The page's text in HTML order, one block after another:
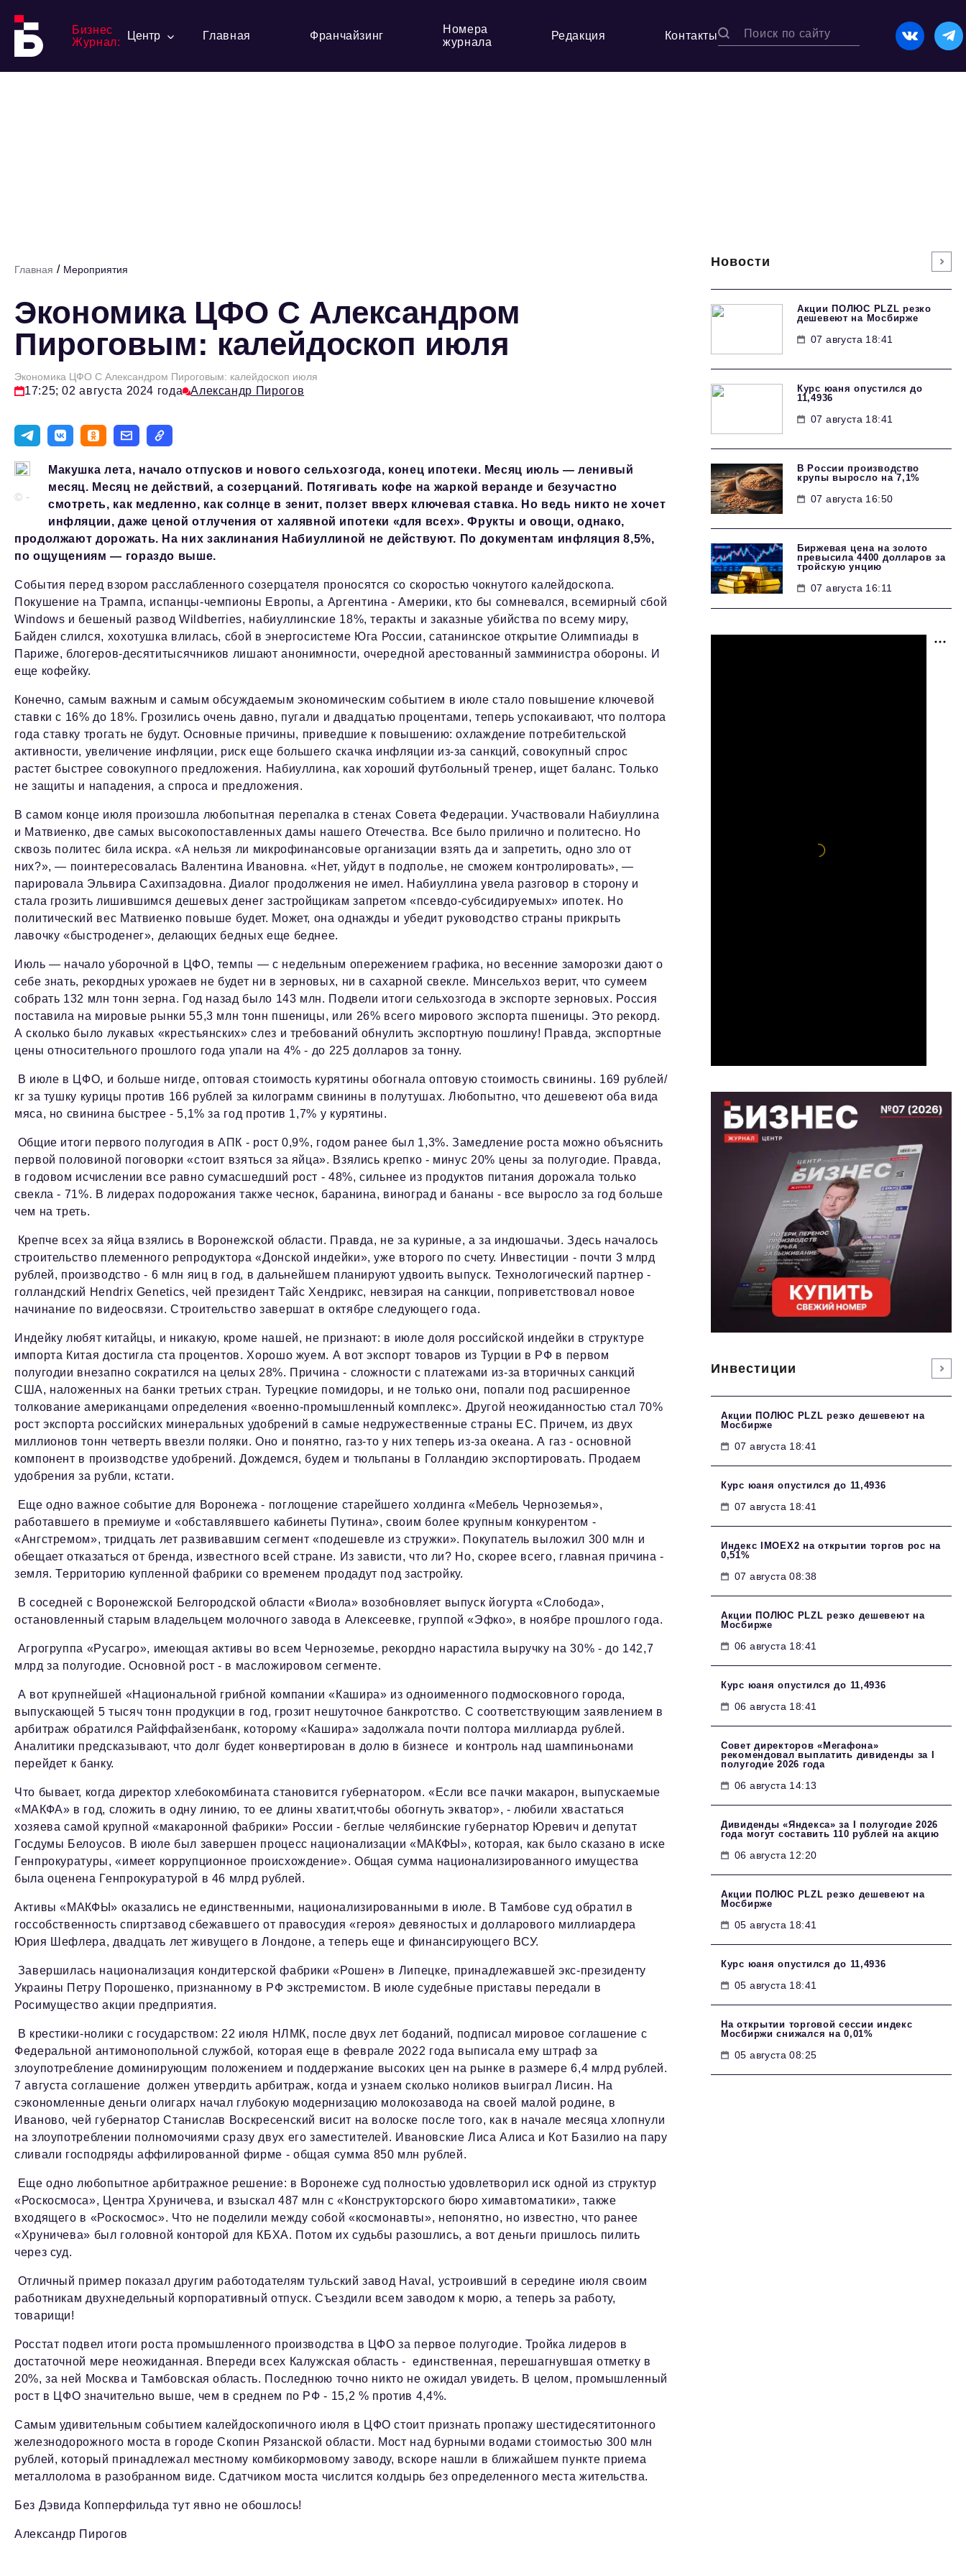
Бизнес
Журнал:
Центр Главная Франчайзинг
Номера
журнала
Редакция Контакты
Главная / Мероприятия
Экономика ЦФО С Александром
Пироговым: калейдоскоп июля
Экономика ЦФО С Александром Пироговым: калейдоскоп июля
17:25; 02 августа 2024 года Александр Пирогов
© -
Макушка лета, начало отпусков и нового сельхозгода, конец ипотеки. Месяц июль — ленивый
месяц. Месяц не действий, а созерцаний. Потягивать кофе на жаркой веранде и безучастно
смотреть, как медленно, как солнце в зенит, ползет вверх ключевая ставка. Но ведь никто не хочет
инфляции, даже ценой отлучения от халявной ипотеки «для всех». Фрукты и овощи, однако,
продолжают дорожать. На них заклинания Набиуллиной не действуют. По документам инфляция 8,5%,
по ощущениям — гораздо выше.
События перед взором расслабленного созерцателя проносятся со скоростью чокнутого калейдоскопа.
Покушение на Трампа, испанцы-чемпионы Европы, а Аргентина - Америки, кто бы сомневался, всемирный сбой
Windows и бешеный развод Wildberries, набиуллинские 18%, теракты и заказные убийства по всему миру,
Байден слился, хохотушка влилась, сбой в энергосистеме Юга России, сатанинское открытие Олимпиады в
Париже, блогеров-десятитысячников лишают анонимности, очередной арестованный замминистра обороны. И
еще кофейку.
Конечно, самым важным и самым обсуждаемым экономическим событием в июле стало повышение ключевой
ставки с 16% до 18%. Грозились очень давно, пугали и двадцатью процентами, теперь успокаивают, что полтора
года ставку трогать не будут. Основные причины, приведшие к повышению: охлаждение потребительской
активности, увеличение инфляции, риск еще большего скачка инфляции из-за санкций, совокупный спрос
растет быстрее совокупного предложения. Набиуллина, как хороший футбольный тренер, ищет баланс. Только
не защиты и нападения, а спроса и предложения.
В самом конце июля произошла любопытная перепалка в стенах Совета Федерации. Участвовали Набиуллина
и Матвиенко, две самых высокопоставленных дамы нашего Отечества. Все было прилично и политесно. Но
сквозь политес била искра. «А нельзя ли микрофинансовые организации взять да и запретить, одно зло от
них?», — поинтересовалась Валентина Ивановна. «Нет, уйдут в подполье, не сможем контролировать», —
парировала Эльвира Сахипзадовна. Диалог продолжения не имел. Набиуллина увела разговор в сторону и
стала грозить лишившимся дешевых денег застройщикам запретом «псевдо-субсидируемых» ипотек. Но
политический вес Матвиенко повыше будет. Может, она однажды и убедит руководство страны прикрыть
лавочку «быстроденег», делающих бедных еще беднее.
Июль — начало уборочной в ЦФО, темпы — с недельным опережением графика, но весенние заморозки дают о
себе знать, рекордных урожаев не будет ни в зерновых, ни в сахарной свекле. Минсельхоз верит, что сумеем
собрать 132 млн тонн зерна. Год назад было 143 млн. Подвели итоги сельхозгода в экспорте зерновых. Россия
поставила на мировые рынки 55,3 млн тонн пшеницы, или 26% всего мирового экспорта пшеницы. Это рекорд.
А сколько было лукавых «крестьянских» слез и требований обнулить экспортную пошлину! Правда, экспортные
цены относительного прошлого года упали на 4% - до 225 долларов за тонну.
В июле в ЦФО, и больше нигде, оптовая стоимость курятины обогнала оптовую стоимость свинины. 169 рублей/
кг за тушку курицы против 166 рублей за килограмм свинины в полутушах. Любопытно, что дешевеют оба вида
мяса, но свинина быстрее - 5,1% за год против 1,7% у курятины.
Общие итоги первого полугодия в АПК - рост 0,9%, годом ранее был 1,3%. Замедление роста можно объяснить
первой половиной поговорки «стоит взяться за яйца». Взялись крепко - минус 20% цены за полугодие. Правда,
в годовом исчислении все равно сумасшедший рост - 48%, сильнее из продуктов питания дорожала только
свекла - 71%. В лидерах подорожания также чеснок, баранина, виноград и бананы - все выросло за год больше
чем на треть.
Крепче всех за яйца взялись в Воронежской области. Правда, не за куриные, а за индюшачьи. Здесь началось
строительство племенного репродуктора «Донской индейки», уже второго по счету. Инвестиции - почти 3 млрд
рублей, производство - 6 млн яиц в год, в дальнейшем планируют удвоить выпуск. Технологический партнер -
голландский Hendrix Genetics, чей президент Тайс Хендрикс, невзирая на санкции, поприветствовал новое
начинание по видеосвязи. Строительство завершат в октябре следующего года.
Индейку любят китайцы, и никакую, кроме нашей, не признают: в июле доля российской индейки в структуре
импорта Китая достигла ста процентов. Хорошо жуем. А вот экспорт товаров из Турции в РФ в первом
полугодии внезапно сократился на целых 28%. Причина - сложности с платежами из-за вторичных санкций
США, наложенных на банки третьих стран. Турецкие помидоры, и не только они, попали под расширенное
толкование американцами определения «военно-промышленный комплекс». Другой неожиданностью стал 70%
рост экспорта российских минеральных удобрений в самые недружественные страны ЕС. Причем, из двух
миллионов тонн четверть ввезли поляки. Оно и понятно, газ-то у них теперь из-за океана. А газ - основной
компонент в производстве удобрений. Дождемся, будем и тюльпаны в Голландию экспортировать. Продаем
удобрения за рубли, кстати.
Еще одно важное событие для Воронежа - поглощение старейшего холдинга «Мебель Черноземья»,
работавшего в премиуме и «обставлявшего кабинеты Путина», своим более крупным конкурентом -
«Ангстремом», тридцать лет развивавшим сегмент «подешевле из стружки». Покупатель выложил 300 млн и
обещает отказаться от бренда, известного всей стране. Из зависти, что ли? Но, скорее всего, главная причина -
земля. Территорию купленной фабрики со временем продадут под застройку.
В соседней с Воронежской Белгородской области «Виола» возобновляет выпуск йогурта «Слобода»,
остановленный старым владельцем молочного завода в Алексеевке, группой «Эфко», в ноябре прошлого года.
Агрогруппа «Русагро», имеющая активы во всем Черноземье, рекордно нарастила выручку на 30% - до 142,7
млрд за полугодие. Основной рост - в масложировом сегменте.
А вот крупнейшей «Национальной грибной компании «Кашира» из одноименного подмосковного города,
выпускающей 5 тысяч тонн продукции в год, грозит нешуточное банкротство. С соответствующим заявлением в
арбитраж обратился Райффайзенбанк, которому «Кашира» задолжала почти полтора миллиарда рублей.
Аналитики предсказывают, что долг будет конвертирован в долю в бизнесе и контроль над шампиньонами
перейдет к банку.
Что бывает, когда директор хлебокомбината становится губернатором. «Если все пачки макарон, выпускаемые
«МАКФА» в год, сложить в одну линию, то ее длины хватит,чтобы обогнуть экватор», - любили хвастаться
хозяева самой крупной «макаронной фабрики» России - беглые челябинские губернатор Юревич и депутат
Госдумы Белоусов. В июле был завершен процесс национализации «МАКФЫ», которая, как было сказано в иске
Генпрокуратуры, «имеет коррупционное происхождение». Общая сумма национализированного имущества
была оценена Генпрокуратурой в 46 млрд рублей.
Активы «МАКФЫ» оказались не единственными, национализированными в июле. В Тамбове суд обратил в
госсобственность спиртзавод сбежавшего от правосудия «героя» девяностых и долларового миллиардера
Юрия Шефлера, двадцать лет живущего в Лондоне, а теперь еще и финансирующего ВСУ.
Завершилась национализация кондитерской фабрики «Рошен» в Липецке, принадлежавшей экс-президенту
Украины Петру Порошенко, признанному в РФ экстремистом. В июле судебные приставы передали в
Росимущество акции предприятия.
В крестики-нолики с государством: 22 июля НЛМК, после двух лет боданий, подписал мировое соглашение с
Федеральной антимонопольной службой, которая еще в феврале 2022 года выписала ему штраф за
злоупотребление доминирующим положением и поддержание высоких цен на рынке в размере 6,4 млрд рублей.
7 августа соглашение должен утвердить арбитраж, когда и узнаем сколько ноликов выиграл Лисин. На
сэкономленные деньги олигарх начал глубокую модернизацию молокозавода на своей малой родине, в
Иваново, чей губернатор Станислав Воскресенский висит на волоске после того, как в начале месяца хлопнули
на злоупотреблении полномочиями сразу двух его заместителей. Ивановские Лиса Алиса и Кот Базилио на пару
сливали господряды аффилированной фирме - общая сумма 850 млн рублей.
Еще одно любопытное арбитражное решение: в Воронеже суд полностью удовлетворил иск одной из структур
«Роскосмоса», Центра Хруничева, и взыскал 487 млн с «Конструкторского бюро химавтоматики», также
входящего в «Роскосмос». Что не поделили между собой «космонавты», непонятно, но известно, что ранее
«Хруничева» был головной конторой для КБХА. Потом их судьбы разошлись, а вот деньги пришлось пилить
через суд.
Отличный пример показал другим работодателям тульский завод Haval, устроивший в середине июля своим
работникам двухнедельный корпоративный отпуск. Съездили всем заводом к морю, а теперь за работу,
товарищи!
Росстат подвел итоги роста промышленного производства в ЦФО за первое полугодие. Тройка лидеров в
достаточной мере неожиданная. Впереди всех Калужская область - единственная, перешагнувшая отметку в
20%, за ней Москва и Тамбовская область. Последнюю точно никто не ожидал увидеть. В целом, промышленный
рост в ЦФО значительно выше, чем в среднем по РФ - 15,2 % против 4,4%.
Самым удивительным событием калейдоскопичного июля в ЦФО стоит признать пропажу шестидесятитонного
железнодорожного моста в городе Скопин Рязанской области. Мост над бурными водами стоимостью 300 млн
рублей, который принадлежал местному комбикормовому заводу, вскоре нашли в ближайшем пункте приема
металлолома в разобранном виде. Сдатчиком моста числится колдырь без определенного места жительства.
Без Дэвида Копперфильда тут явно не обошлось!
Александр Пирогов
Новости
Акции ПОЛЮС PLZL резко
дешевеют на Мосбирже
07 августа 18:41
Курс юаня опустился до
11,4936
07 августа 18:41
В России производство
крупы выросло на 7,1%
07 августа 16:50
Биржевая цена на золото
превысила 4400 долларов за
тройскую унцию
07 августа 16:11
Инвестиции
Акции ПОЛЮС PLZL резко дешевеют на
Мосбирже
07 августа 18:41
Курс юаня опустился до 11,4936
07 августа 18:41
Индекс IMOEX2 на открытии торгов рос на
0,51%
07 августа 08:38
Акции ПОЛЮС PLZL резко дешевеют на
Мосбирже
06 августа 18:41
Курс юаня опустился до 11,4936
06 августа 18:41
Совет директоров «Мегафона»
рекомендовал выплатить дивиденды за I
полугодие 2026 года
06 августа 14:13
Дивиденды «Яндекса» за I полугодие 2026
года могут составить 110 рублей на акцию
06 августа 12:20
Акции ПОЛЮС PLZL резко дешевеют на
Мосбирже
05 августа 18:41
Курс юаня опустился до 11,4936
05 августа 18:41
На открытии торговой сессии индекс
Мосбиржи снижался на 0,01%
05 августа 08:25